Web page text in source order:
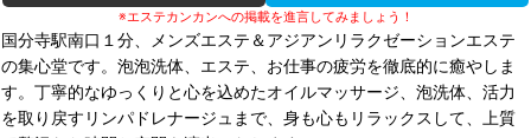
※エステカンカンへの掲載を進言してみましょう！
国分寺駅南口１分、メンズエステ＆アジアンリラクゼーションエステ
の集心堂です。泡泡洗体、エステ、お仕事の疲労を徹底的に癒やしま
す。丁寧的なゆっくりと心を込めたオイルマッサージ、泡洗体、活力
を取り戻すリンパドレナージュまで、身も心もリラックスして、上質